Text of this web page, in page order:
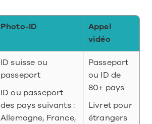
Photo-ID
Appel
vidéo
ID suisse ou
passeport
ID ou passeport
des pays suivants :
Allemagne, France,
Passeport
ou ID de
80+ pays
Livret pour
étrangers